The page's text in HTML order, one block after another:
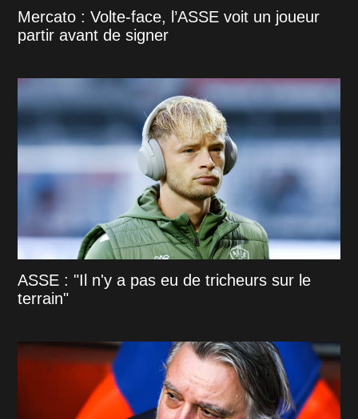
Mercato : Volte-face, l’ASSE voit un joueur
partir avant de signer
ASSE : "Il n'y a pas eu de tricheurs sur le
terrain"